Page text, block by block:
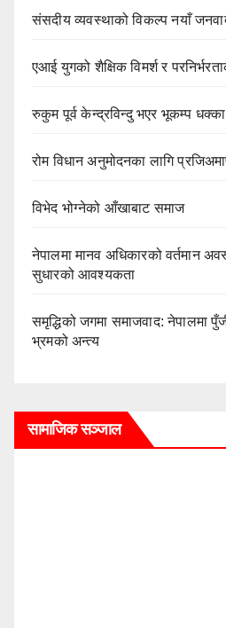
संसदीय व्यवस्थाको विकल्प नयाँ
एआई युगको शैक्षिक विमर्श र
रुकुम पूर्व केन्द्रविन्दु भएर भूकम्प धक्का
रोम विधान अनुमोदनका लागि
विभेद भोग्नेको आँखाबाट समाज
नेपालमा मानव अधिकारको वर्तमान
सुधारको आवश्यकता
समृद्धिको जगमा समाजवाद: नेपालमा
भ्रमको अन्त्य
सामाजिक सञ्जाल